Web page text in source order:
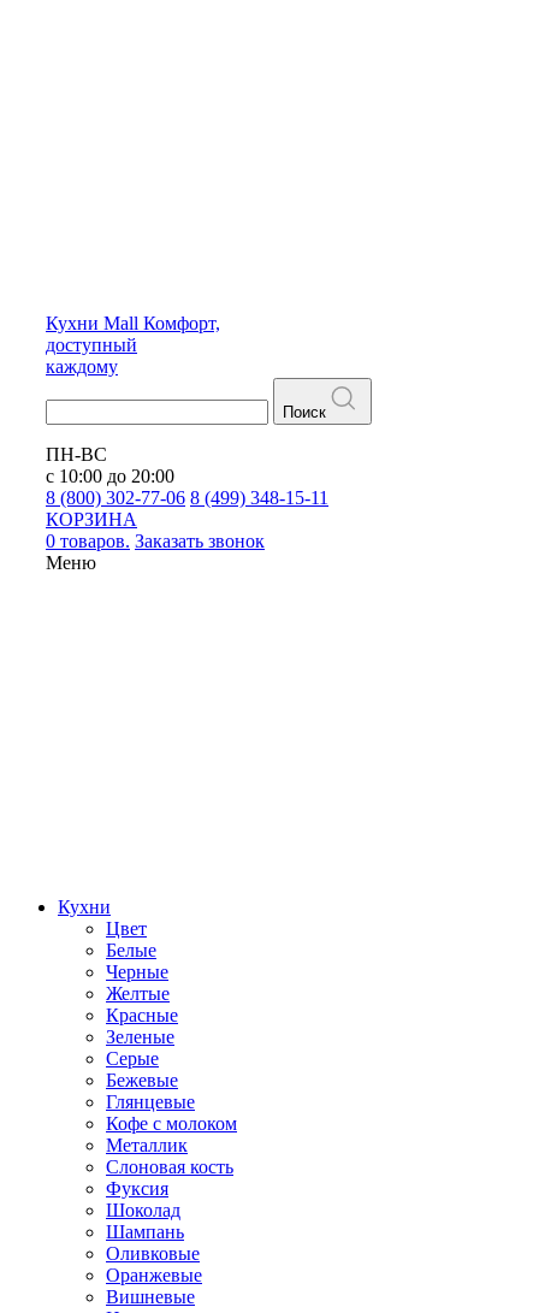
Кухни Mall Комфорт,
доступный
каждому
Поиск
ПН-ВС
с 10:00 до 20:00
8 (800) 302-77-06 8 (499) 348-15-11
КОРЗИНА
0 товаров. Заказать звонок
Меню
Кухни
Цвет
Белые
Черные
Желтые
Красные
Зеленые
Серые
Бежевые
Глянцевые
Кофе с молоком
Металлик
Слоновая кость
Фуксия
Шоколад
Шампань
Оливковые
Оранжевые
Вишневые